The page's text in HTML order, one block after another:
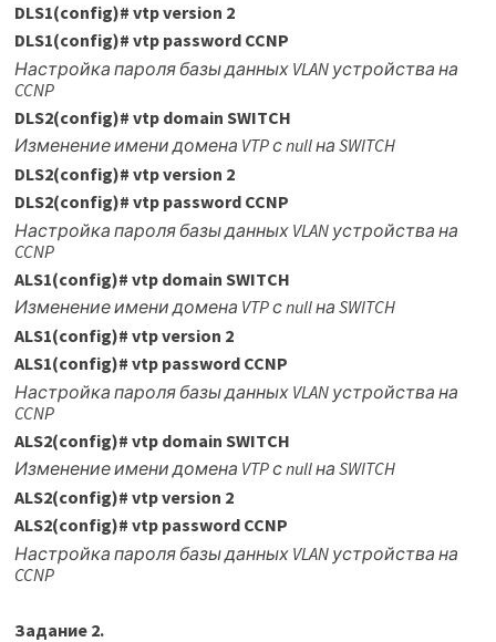
DLS1(config)# vtp version 2
DLS1(config)# vtp password CCNP
Настройка пароля базы данных VLAN устройства на
CCNP
DLS2(config)# vtp domain SWITCH
Изменение имени домена VTP с null на SWITCH
DLS2(config)# vtp version 2
DLS2(config)# vtp password CCNP
Настройка пароля базы данных VLAN устройства на
CCNP
ALS1(config)# vtp domain SWITCH
Изменение имени домена VTP с null на SWITCH
ALS1(config)# vtp version 2
ALS1(config)# vtp password CCNP
Настройка пароля базы данных VLAN устройства на
CCNP
ALS2(config)# vtp domain SWITCH
Изменение имени домена VTP с null на SWITCH
ALS2(config)# vtp version 2
ALS2(config)# vtp password CCNP
Настройка пароля базы данных VLAN устройства на
CCNP
Задание 2.